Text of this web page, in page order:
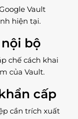
Vault
hiện tại.
bộ
chế cách khai
của Vault.
cấp
cần trích xuất